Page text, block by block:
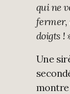
qui ne
fermer,
doigts !
Une
montre